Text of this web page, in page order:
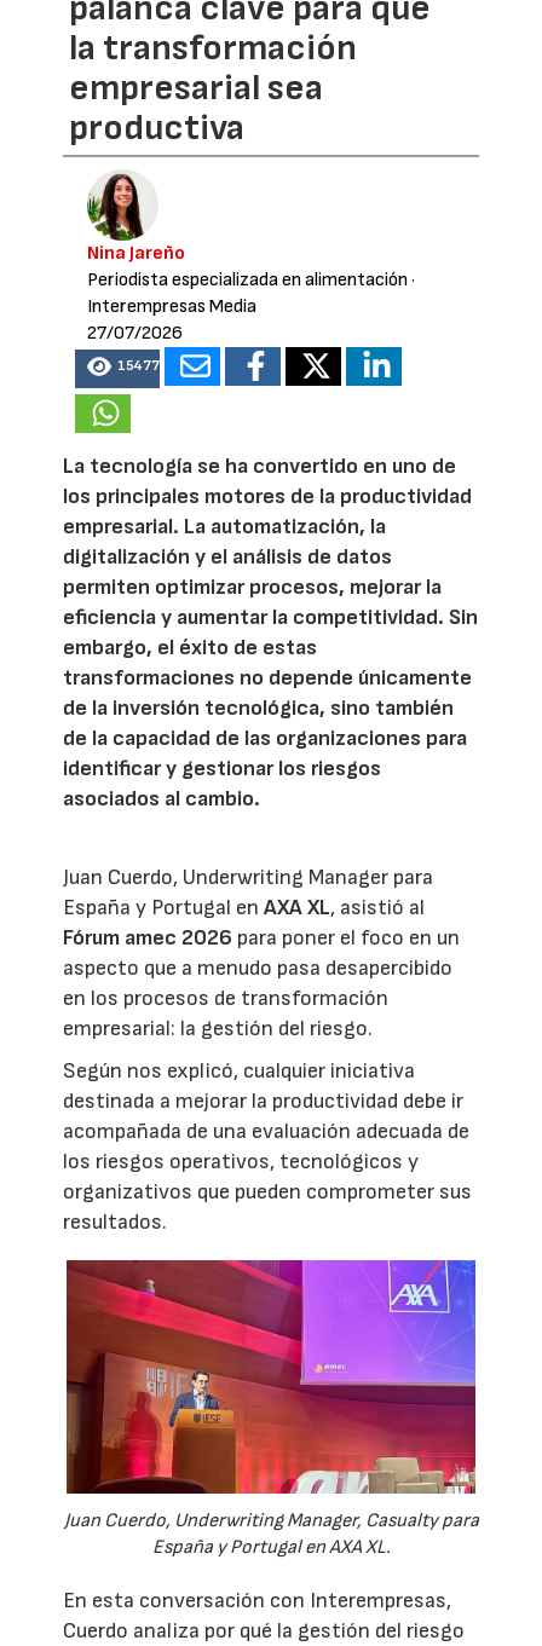
palanca clave para que
la transformación
empresarial sea
productiva
Nina Jareño
Periodista especializada en alimentación ·
Interempresas Media
27/07/2026
15477
La tecnología se ha convertido en uno de
los principales motores de la productividad
empresarial. La automatización, la
digitalización y el análisis de datos
permiten optimizar procesos, mejorar la
eficiencia y aumentar la competitividad. Sin
embargo, el éxito de estas
transformaciones no depende únicamente
de la inversión tecnológica, sino también
de la capacidad de las organizaciones para
identificar y gestionar los riesgos
asociados al cambio.
Juan Cuerdo, Underwriting Manager para
España y Portugal enAXA XL, asistió al
Fórum amec 2026 para poner el foco en un
aspecto que a menudo pasa desapercibido
en los procesos de transformación
empresarial: la gestión del riesgo.
Según nos explicó, cualquier iniciativa
destinada a mejorar la productividad debe ir
acompañada de una evaluación adecuada de
los riesgos operativos, tecnológicos y
organizativos que pueden comprometer sus
resultados.
Juan Cuerdo, Underwriting Manager, Casualty para
España y Portugal en AXA XL.
En esta conversación con Interempresas,
Cuerdo analiza por qué la gestión del riesgo